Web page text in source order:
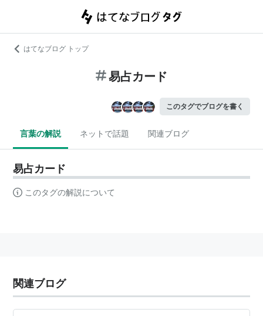
はてなブログ トップ
易占カード
このタグでブログを書く
言葉の解説 ネットで話題 関連ブログ
易占カード
このタグの解説について
関連ブログ